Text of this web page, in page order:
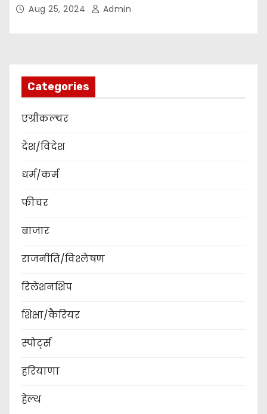
Aug 25, 2024 Admin
Categories
एग्रीकल्चर
देश/विदेश
धर्म/कर्म
फीचर
बाजार
राजनीति/विश्लेषण
रिलेशनशिप
शिक्षा/कैरियर
स्पोर्ट्स
हरियाणा
हेल्थ